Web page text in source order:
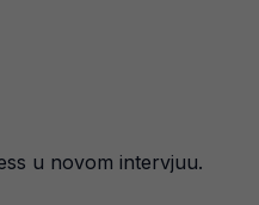
u novom intervjuu.